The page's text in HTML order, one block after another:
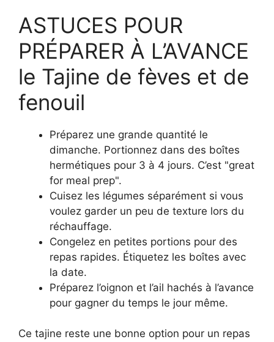
ASTUCES POUR
PRÉPARER À L’AVANCE
le Tajine de fèves et de
fenouil
Préparez une grande quantité le
dimanche. Portionnez dans des boîtes
hermétiques pour 3 à 4 jours. C’est "great
for meal prep".
Cuisez les légumes séparément si vous
voulez garder un peu de texture lors du
réchauffage.
Congelez en petites portions pour des
repas rapides. Étiquetez les boîtes avec
la date.
Préparez l’oignon et l’ail hachés à l’avance
pour gagner du temps le jour même.
Ce tajine reste une bonne option pour un repas